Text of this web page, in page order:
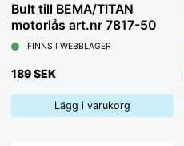
Bult till BEMA/TITAN
motorlås art.nr 7817-50
FINNS I WEBBLAGER
189 SEK
Lägg i varukorg